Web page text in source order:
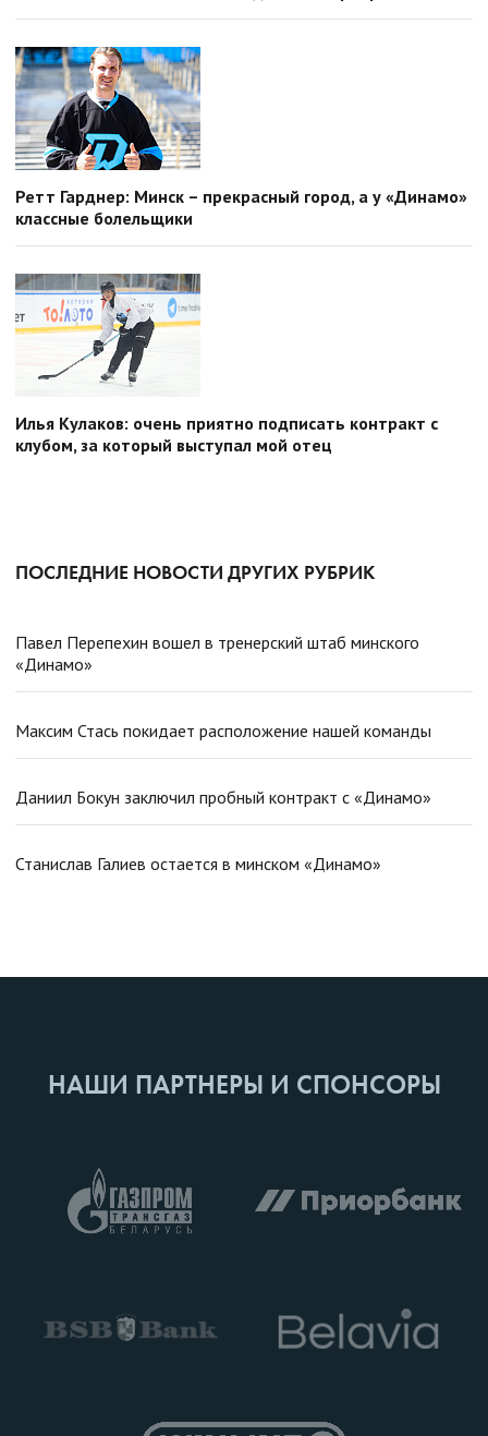
Ретт Гарднер: Минск – прекрасный город, а у «Динамо»
классные болельщики
Илья Кулаков: очень приятно подписать контракт с
клубом, за который выступал мой отец
ПОСЛЕДНИЕ НОВОСТИ ДРУГИХ РУБРИК
Павел Перепехин вошел в тренерский штаб минского
«Динамо»
Максим Стась покидает расположение нашей команды
Даниил Бокун заключил пробный контракт с «Динамо»
Станислав Галиев остается в минском «Динамо»
НАШИ ПАРТНЕРЫ И СПОНСОРЫ